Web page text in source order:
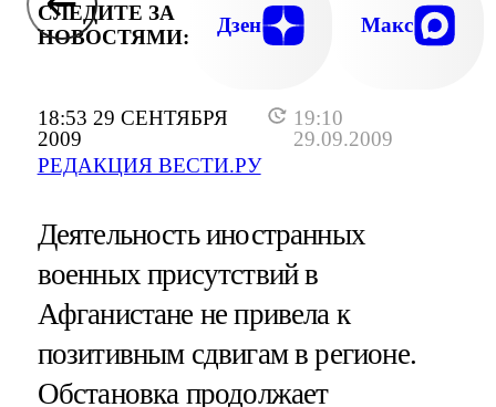
18:53 29 СЕНТЯБРЯ
2009
19:10
29.09.2009
РЕДАКЦИЯ ВЕСТИ.РУ
СЛЕДИТЕ ЗА
НОВОСТЯМИ:
Дзен Макс
Деятельность иностранных
военных присутствий в
Афганистане не привела к
позитивным сдвигам в регионе.
Обстановка продолжает